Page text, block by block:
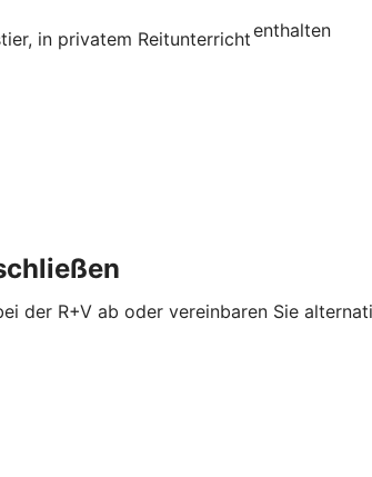
in privatem Reitunterrichtenthalten
der R+V ab oder vereinbaren Sie